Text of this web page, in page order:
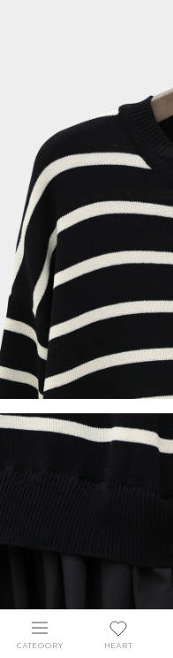
CATEGORY HEART